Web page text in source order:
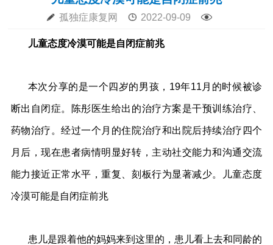
孤独症康复网 2022-09-09
儿童态度冷漠可能是自闭症前兆
本次分享的是一个四岁的男孩，19年11月的时候被诊
断出自闭症。陈彤医生给出的治疗方案是干预训练治疗、
药物治疗。经过一个月的住院治疗和出院后持续治疗四个
月后，现在患者病情明显好转，主动社交能力和沟通交流
能力接近正常水平，重复、刻板行为显著减少。儿童态度
冷漠可能是自闭症前兆
患儿是跟着他的妈妈来到这里的，患儿看上去和同龄的